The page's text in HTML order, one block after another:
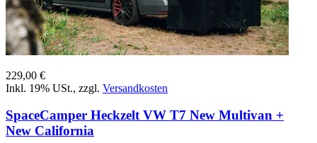
229,00 €
Inkl. 19% USt., zzgl. Versandkosten
SpaceCamper Heckzelt VW T7 New Multivan +
New California